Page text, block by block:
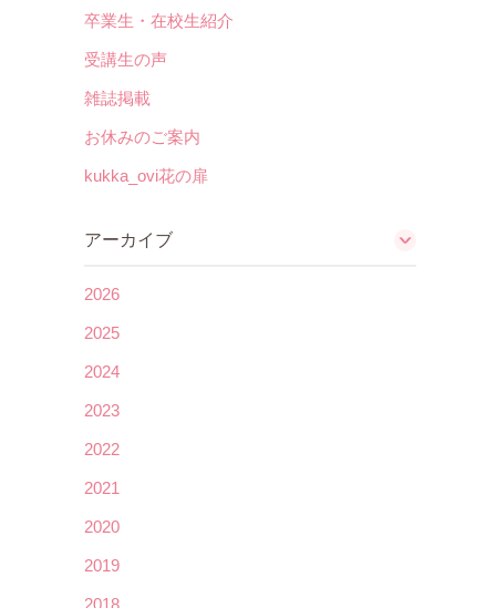
卒業生・在校生紹介
受講生の声
雑誌掲載
お休みのご案内
kukka_ovi花の扉
アーカイブ
2026
2025
2024
2023
2022
2021
2020
2019